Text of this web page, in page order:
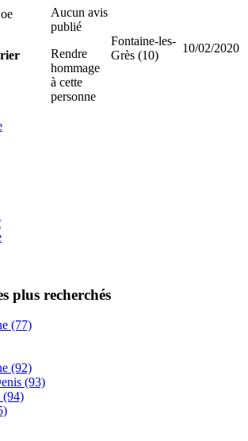
Aucun avis
publié
Rendre
hommage
à cette
personne
Fontaine-les-
Grès (10)
10/02/2020
plus recherchés
(77)
(92)
(93)
(94)